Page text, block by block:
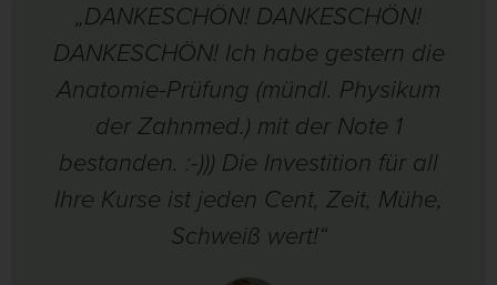
„DANKESCHÖN! DANKESCHÖN!
DANKESCHÖN! Ich habe gestern die
Anatomie-Prüfung (mündl. Physikum
der Zahnmed.) mit der Note 1
bestanden. :-))) Die Investition für all
Ihre Kurse ist jeden Cent, Zeit, Mühe,
Schweiß wert!“